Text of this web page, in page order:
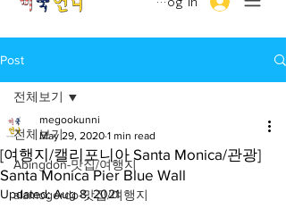
Post
전체보기
Abingdon-맛집/여행지
alamogordo-맛집/여행지
전체보기
[여행지/캘리포니아 Santa Monica/관광]
Santa Monica Pier Blue Wall
megookunni
May 29, 2020 1 min read
Updated:Aug 8, 2021